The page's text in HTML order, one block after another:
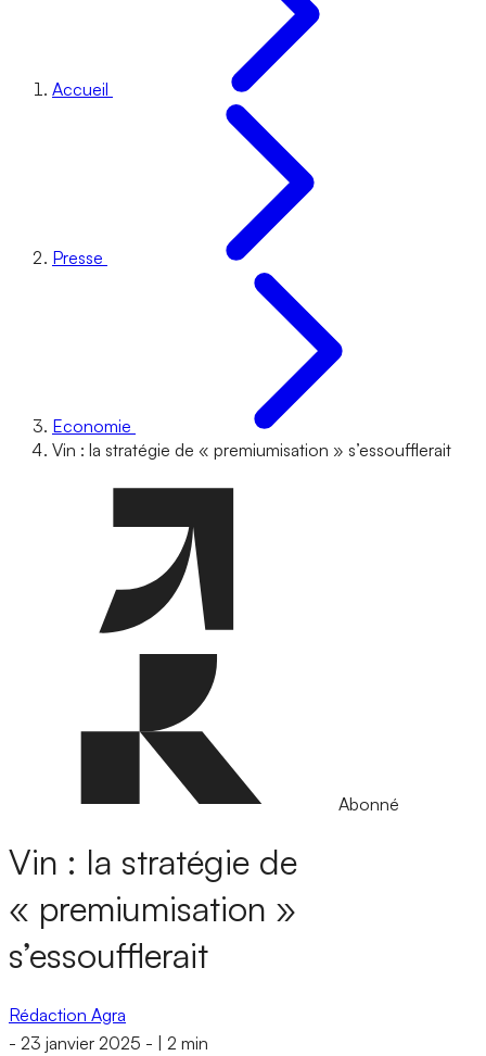
Accueil
Presse
Economie
Vin : la stratégie de « premiumisation » s’essoufflerait
Abonné
Vin : la stratégie de
« premiumisation »
s’essoufflerait
Rédaction Agra
- 23 janvier 2025 - 2 min